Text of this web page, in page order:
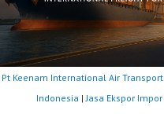
Pt Keenam International Air Transport
Indonesia | Jasa Ekspor